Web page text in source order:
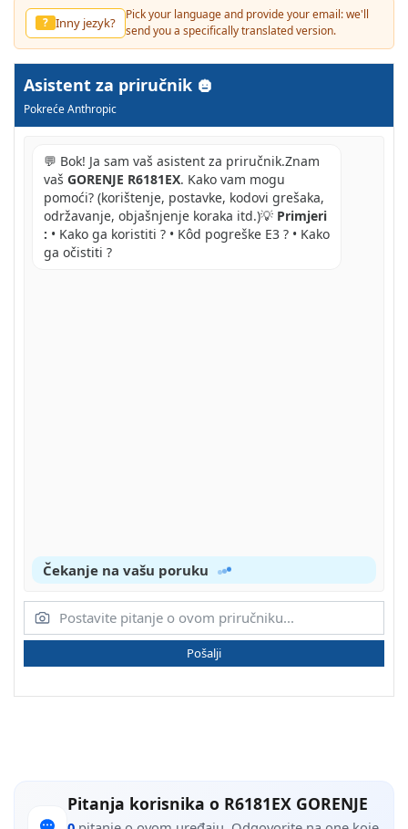
? Inny jezyk?
Pick your language and provide your email: we'll
send you a specifically translated version.
Asistent za priručnik
Pokreće Anthropic
💬 Bok! Ja sam vaš asistent za priručnik.Znam
vaš GORENJE R6181EX. Kako vam mogu
pomoći? (korištenje, postavke, kodovi grešaka,
održavanje, objašnjenje koraka itd.)💡 Primjeri
: • Kako ga koristiti ? • Kôd pogreške E3 ? • Kako
ga očistiti ?
Čekanje na vašu poruku
Pošalji
Pitanja korisnika o R6181EX GORENJE